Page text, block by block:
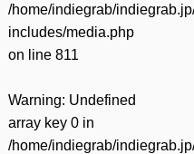
/home/indiegrab/
includes/media.php
on line 811
Warning: Undefined
array key 0 in
/home/indiegrab/